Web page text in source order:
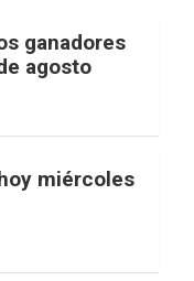
ganadores
agosto
miércoles